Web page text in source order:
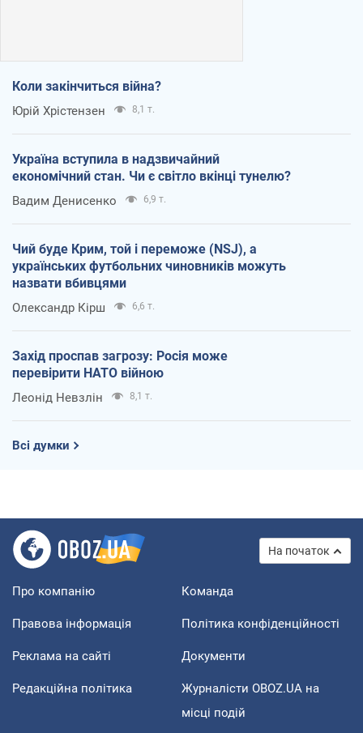
Коли закінчиться війна?
Юрій Хрістензен 8,1 т.
Україна вступила в надзвичайний
економічний стан. Чи є світло вкінці тунелю?
Вадим Денисенко 6,9 т.
Чий буде Крим, той і переможе (NSJ), а
українських футбольних чиновників можуть
назвати вбивцями
Олександр Кірш 6,6 т.
Захід проспав загрозу: Росія може
перевірити НАТО війною
Леонід Невзлін 8,1 т.
Всі думки
На початок
Про компанію Команда
Правова інформація Політика конфіденційності
Реклама на сайті Документи
Редакційна політика
Журналісти OBOZ.UA на
місці подій